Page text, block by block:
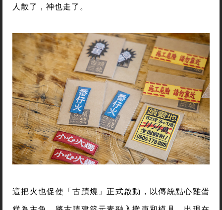
人散了，神也走了。
這把火也促使「古蹟燒」正式啟動，以傳統點心雞蛋